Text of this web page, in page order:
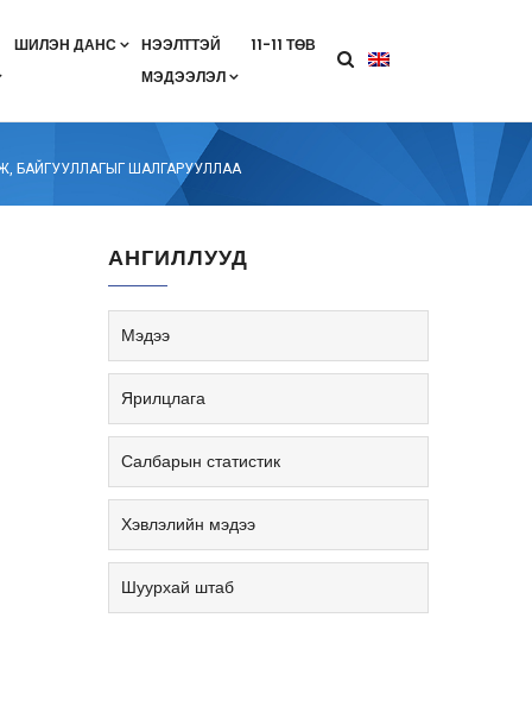
ШИЛЭН ДАНС
НЭЭЛТТЭЙ
МЭДЭЭЛЭЛ
11-11 ТӨВ
БАЙГУУЛЛАГЫГ ШАЛГАРУУЛЛАА
АНГИЛЛУУД
Мэдээ
Ярилцлага
Салбарын статистик
Хэвлэлийн мэдээ
Шуурхай штаб